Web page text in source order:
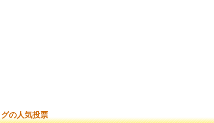
の人気投票